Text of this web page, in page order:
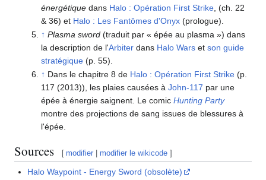
énergétiquedans Halo : Opération First Strike, (ch. 22
& 36) et Halo : Les Fantômes d'Onyx(prologue).
↑ Plasma sword(traduit par « épée au plasma ») dans
la description de l'Arbiterdans Halo Warset son guide
stratégique(p. 55).
↑ Dans le chapitre 8 de Halo : Opération First Strike(p.
117 (2013)), les plaies causées à John-117 par une
épée à énergie saignent. Le comic Hunting Party
montre des projections de sang issues de blessures à
l'épée.
Sources [ modifier |modifier le wikicode ]
Halo Waypoint - Energy Sword (obsolète)